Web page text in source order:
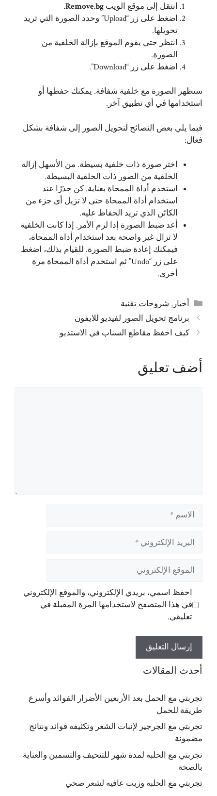
انتقل إلى موقع الويب Remove.bg
.
اضغط على زر “Upload” وحدد الصورة التي تريد
تحويلها.
انتظر حتى يقوم الموقع بإزالة الخلفية من
الصورة.
اضغط على زر “Download”.
ستظهر الصورة مع خلفية شفافة. يمكنك حفظها أو
استخدامها في أي تطبيق آخر.
فيما يلي بعض النصائح لتحويل الصور إلى شفافة بشكل
فعال:
اختر صورة ذات خلفية بسيطة. من الأسهل إزالة
الخلفية من الصور ذات الخلفية البسيطة.
استخدم أداة الممحاة بعناية. كن حذرًا عند
استخدام أداة الممحاة حتى لا تزيل أي جزء من
الكائن الذي تريد الحفاظ عليه.
أعد ضبط الصورة إذا لزم الأمر. إذا كانت الخلفية
لا تزال غير واضحة بعد استخدام أداة الممحاة،
فيمكنك إعادة ضبط الصورة. للقيام بذلك، اضغط
على زر “Undo” ثم استخدم أداة الممحاة مرة
أخرى.
التصنيفات
أخبار, شروحات تقنية
برنامج تحويل الصور لفيديو للايفون
كيف احفظ مقاطع السناب في الاستديو
أضف تعليق
الاسم
البريد
الإلكتروني
الموقع
الإلكتروني
احفظ اسمي، بريدي الإلكتروني، والموقع الإلكتروني
في هذا المتصفح لاستخدامها المرة المقبلة في
تعليقي.
أحدث المقالات
تجربتي مع الحمل بعد الأربعين الأضرار الفوائد وأسرع
طريقة للحمل
تجربتي مع الجرجير لإنبات الشعر وتكثيفه فوائد ونتائج
مضمونة
تجربتي مع الحلبة لمدة شهر للتنحيف والتسمين والعناية
بالصحة
تجربتي مع الحلبه وزيت عافيه لشعر صحي